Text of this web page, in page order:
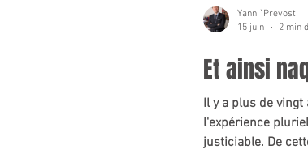
Et ainsi
Il y a plus de vingt
l'expérience
justiciable. De
Yann `Prevost
15 juin
2 min